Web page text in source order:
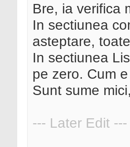
Bre, ia verifica
In sectiunea
asteptare,
In sectiunea
pe zero. Cum
Sunt sume
--- Later Edit